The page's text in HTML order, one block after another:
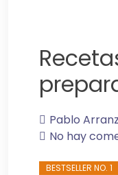
Pablo Arranz
No hay
BESTSELLER NO. 1